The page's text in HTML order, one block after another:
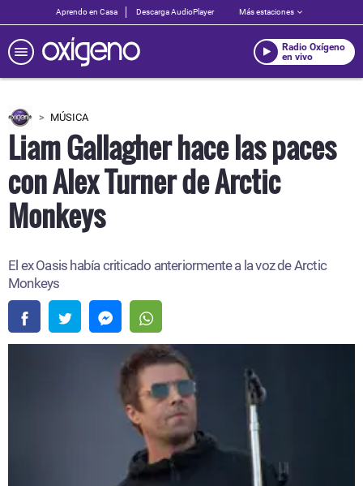
Aprendo en Casa Descarga AudioPlayer Más estaciones
Radio Oxígeno
en vivo
MÚSICA
Liam Gallagher hace las paces
con Alex Turner de Arctic
Monkeys
El ex Oasis había criticado anteriormente a la voz de Arctic
Monkeys